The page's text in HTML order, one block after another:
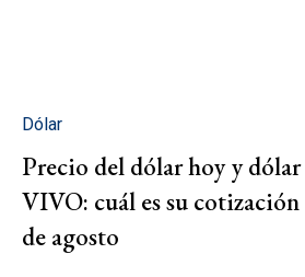
Dólar
Precio del dólar hoy y
VIVO: cuál es su cotización
de agosto